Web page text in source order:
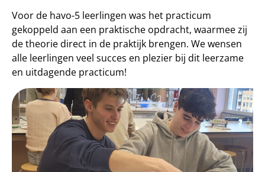
Voor de havo-5 leerlingen was het practicum
gekoppeld aan een praktische opdracht, waarmee zij
de theorie direct in de praktijk brengen. We wensen
alle leerlingen veel succes en plezier bij dit leerzame
en uitdagende practicum!